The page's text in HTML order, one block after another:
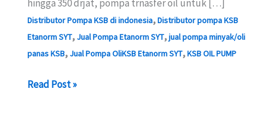
hingga 350 drjat, pompa trnasfer oil untuk […]
Distributor Pompa KSB di indonesia,Distributor pompa KSB
Etanorm SYT, Jual Pompa Etanorm SYT,jual pompa minyak/oli
panas KSB, Jual Pompa OliKSB Etanorm SYT,KSB OIL PUMP
DISTRIBUTOR
Read Post »